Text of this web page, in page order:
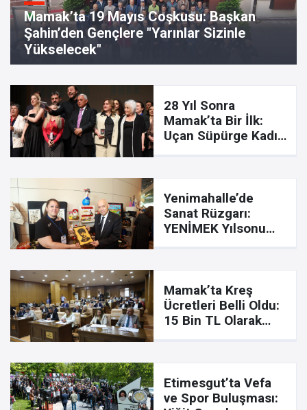
Mamak’ta 19 Mayıs Coşkusu: Başkan
Şahin’den Gençlere "Yarınlar Sizinle
Yükselecek"
28 Yıl Sonra
Mamak’ta Bir İlk:
Uçan Süpürge Kadın
Yenimahalle’de
Sanat Rüzgarı:
YENİMEK Yılsonu
Mamak’ta Kreş
Ücretleri Belli Oldu:
15 Bin TL Olarak
Etimesgut’ta Vefa
ve Spor Buluşması: